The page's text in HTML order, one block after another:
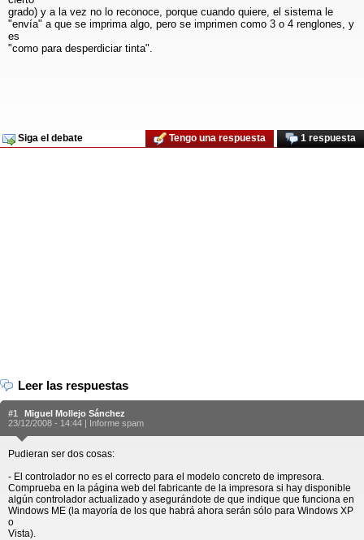
grado) y a la vez no lo reconoce, porque cuando quiere, el sistema le
"envía" a que se imprima algo, pero se imprimen como 3 o 4 renglones, y
es
"como para desperdiciar tinta".
Siga el debate 1 respuesta
Tengo una respuesta
Leer las respuestas
#1
Miguel Mollejo Sánchez
23/12/2008 - 14:44 | Informe spam
Pudieran ser dos cosas:
- El controlador no es el correcto para el modelo concreto de impresora.
Comprueba en la página web del fabricante de la impresora si hay disponible
algún controlador actualizado y asegurándote de que indique que funciona en
Windows ME (la mayoría de los que habrá ahora serán sólo para Windows XP
o
Vista).